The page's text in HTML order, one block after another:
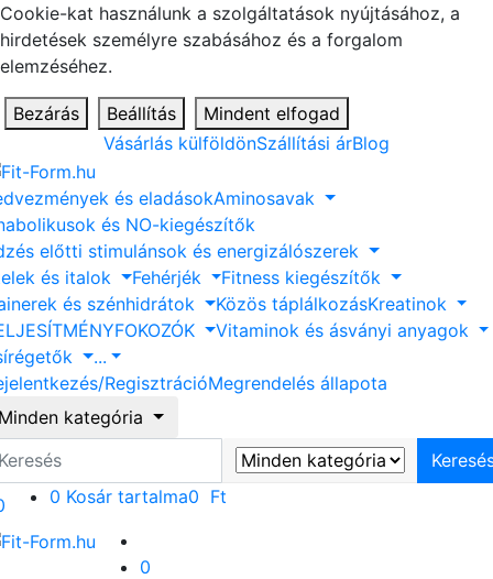
Cookie-kat használunk a szolgáltatások nyújtásához, a
hirdetések személyre szabásához és a forgalom
elemzéséhez.
Bezárás Beállítás
Mindent elfogad
Vásárlás külföldönSzállítási árBlog
és eladásokAminosavak
és NO-kiegészítők
előtti stimulánsok és energizálószerek
és italok
Fehérjék
Fitness kiegészítők
és szénhidrátok
Közös táplálkozásKreatinok
Vitaminok és ásványi anyagok
...
RegisztrációMegrendelés állapota
kategória
0 Kosár tartalma0 Ft
0